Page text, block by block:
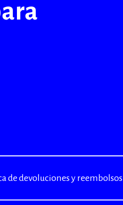
de devoluciones y reembolsos